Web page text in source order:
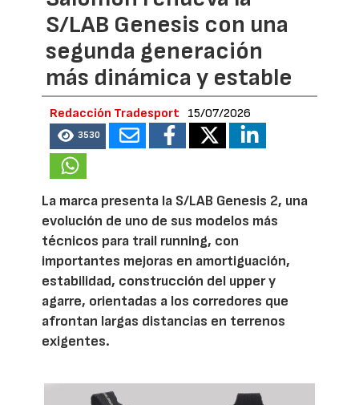
S/LAB Genesis con una
segunda generación
más dinámica y estable
Redacción Tradesport 15/07/2026
3530
La marca presenta la S/LAB Genesis 2, una
evolución de uno de sus modelos más
técnicos para trail running, con
importantes mejoras en amortiguación,
estabilidad, construcción del upper y
agarre, orientadas a los corredores que
afrontan largas distancias en terrenos
exigentes.